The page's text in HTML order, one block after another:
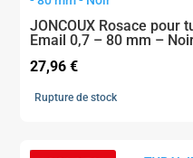
JONCOUX Rosace pour
Email 0,7 – 80 mm –
27,96€
Rupture de stock